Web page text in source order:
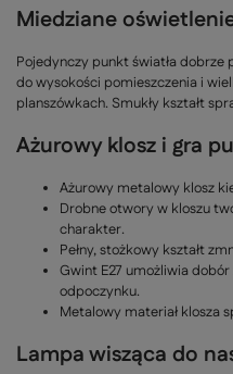
Miedziane
Pojedynczy punkt światła dobrze
do wysokości pomieszczenia i
planszówkach. Smukły kształt
Ażurowy klosz i gra
Ażurowy metalowy klosz
Drobne otwory w kloszu
charakter.
Pełny, stożkowy kształt
Gwint E27 umożliwia
odpoczynku.
Metalowy materiał klosza
Lampa wisząca do